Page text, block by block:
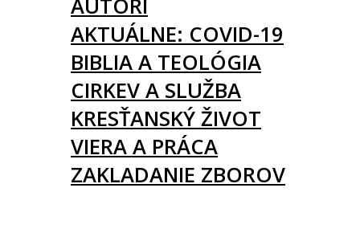
AUTORI
AKTUÁLNE: COVID-19
BIBLIA A TEOLÓGIA
CIRKEV A SLUŽBA
KRESŤANSKÝ ŽIVOT
VIERA A PRÁCA
ZAKLADANIE ZBOROV